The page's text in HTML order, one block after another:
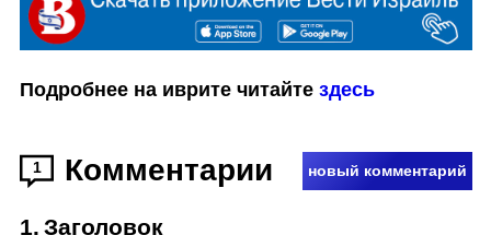
Подробнее на иврите читайте здесь
1 Комментарии новый комментарий
1. Заголовок